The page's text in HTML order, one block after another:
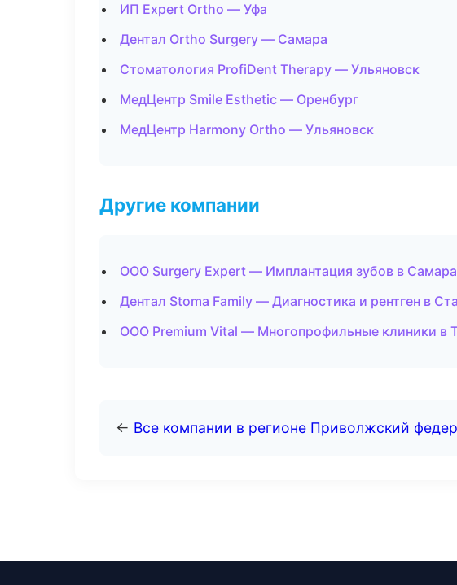
ИП Expert Ortho — Уфа
Дентал Ortho Surgery — Самара
Стоматология ProfiDent Therapy — Ульяновск
МедЦентр Smile Esthetic — Оренбург
МедЦентр Harmony Ortho — Ульяновск
Другие компании
ООО Surgery Expert — Имплантация зубов в Самара
Дентал Stoma Family — Диагностика и рентген в
ООО Premium Vital — Многопрофильные клиники в
← Все компании в регионе Приволжский